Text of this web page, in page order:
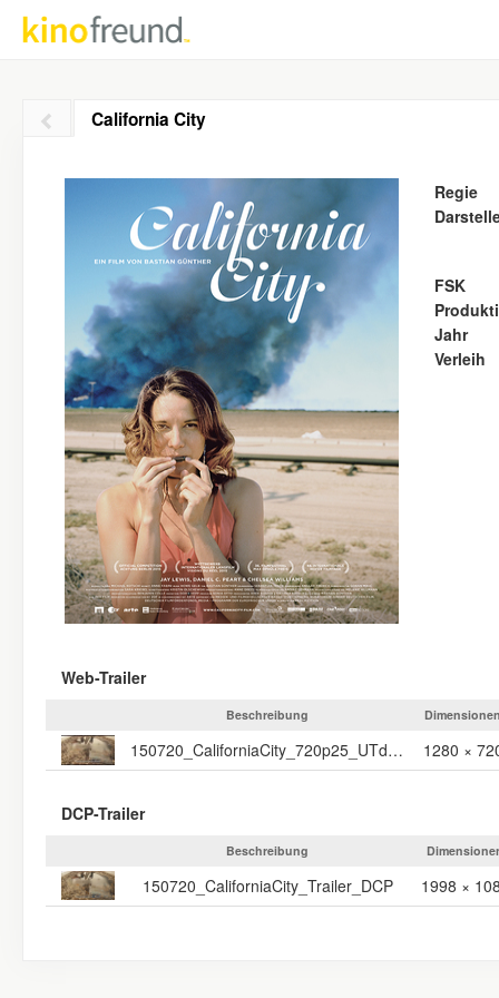
California City
Regie
FSK
Jahr
Verleih
Web-Trailer
Beschreibung
150720_CaliforniaCity_720p25_UTde_Stereo_TRAILER_WEB 1280 ×
DCP-Trailer
Beschreibung
150720_CaliforniaCity_Trailer_DCP 1998 ×